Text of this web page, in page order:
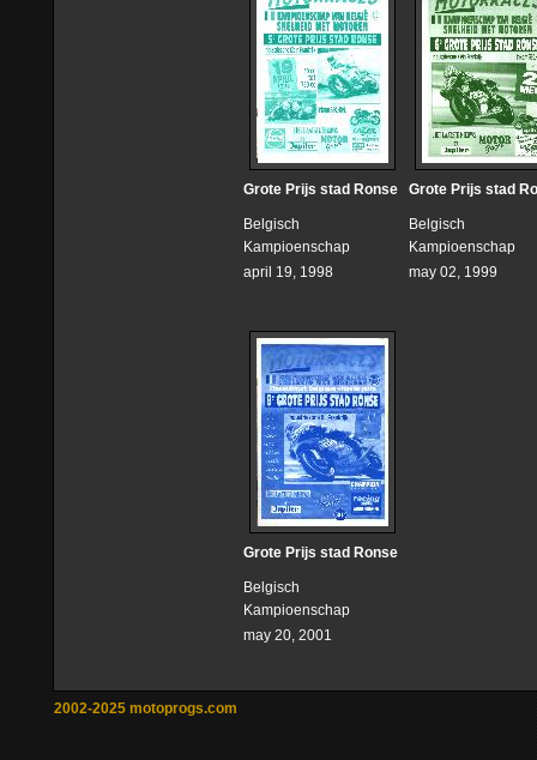
Grote Prijs stad Ronse
Belgisch
Kampioenschap
april 19, 1998
Grote Prijs stad
Belgisch
Kampioenschap
may 02, 1999
Grote Prijs stad Ronse
Belgisch
Kampioenschap
may 20, 2001
2002-2025 motoprogs.com